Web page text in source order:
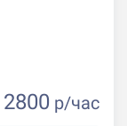
2800 р/час